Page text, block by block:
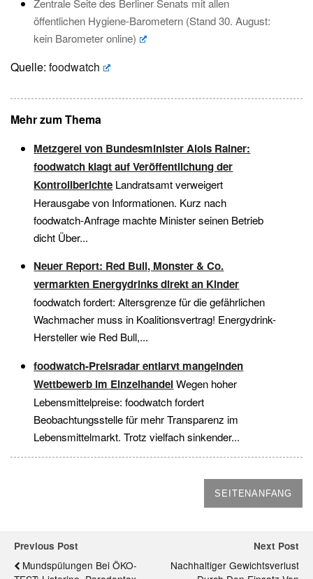
Zentrale Seite des Berliner Senats mit allen
öffentlichen Hygiene-Barometern (Stand 30. August:
kein Barometer online)
Quelle: foodwatch
Mehr zum Thema
Metzgerei von Bundesminister Alois Rainer:
foodwatch klagt auf Veröffentlichung der
Kontrollberichte Landratsamt verweigert
Herausgabe von Informationen. Kurz nach
foodwatch-Anfrage machte Minister seinen Betrieb
dicht Über...
Neuer Report: Red Bull, Monster & Co.
vermarkten Energydrinks direkt an Kinder
foodwatch fordert: Altersgrenze für die gefährlichen
Wachmacher muss in Koalitionsvertrag! Energydrink-
Hersteller wie Red Bull,...
foodwatch-Preisradar entlarvt mangelnden
Wettbewerb im EinzelhandelWegen hoher
Lebensmittelpreise: foodwatch fordert
Beobachtungsstelle für mehr Transparenz im
Lebensmittelmarkt. Trotz vielfach sinkender...
SEITENANFANG
Previous Post
Mundspülungen Bei ÖKO-
Next Post
Nachhaltiger Gewichtsverlust